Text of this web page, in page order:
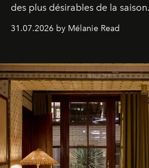
des plus désirables de la saison.
31.07.2026 by Mélanie Read